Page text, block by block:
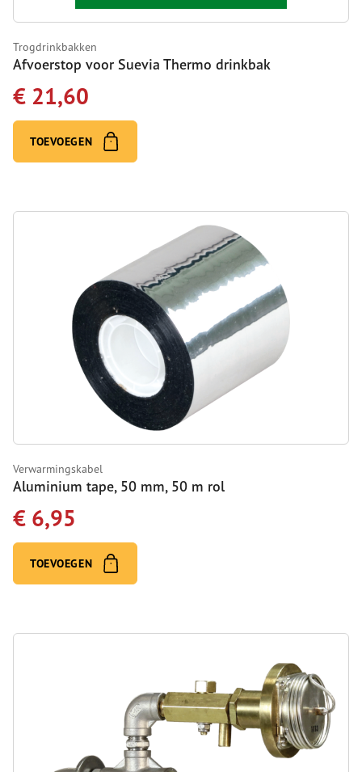
Trogdrinkbakken
Afvoerstop voor Suevia Thermo drinkbak
€ 21,60
TOEVOEGEN
Verwarmingskabel
Aluminium tape, 50 mm, 50 m rol
€ 6,95
TOEVOEGEN